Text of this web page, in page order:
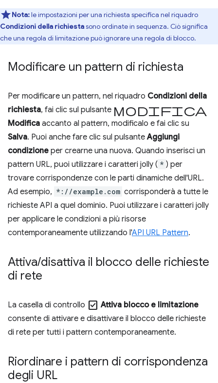
Nota:le impostazioni per una richiesta specifica nel riquadro
Condizioni della richiestasono ordinate in sequenza. Ciò significa
che una regola di limitazione può ignorare una regola di blocco.
Modificare un pattern di richiesta
Per modificare un pattern, nel riquadro Condizioni della
richiesta, fai clic sul pulsante Modifica
Modifica accanto al pattern, modificalo e fai clic su
Salva. Puoi anche fare clic sul pulsanteAggiungi
condizione per crearne una nuova. Quando inserisci un
pattern URL, puoi utilizzare i caratteri jolly ( * ) per
trovare corrispondenze con le parti dinamiche dell'URL.
Ad esempio, *://example.com corrisponderà a tutte le
richieste API a quel dominio. Puoi utilizzare i caratteri jolly
per applicare le condizioni a più risorse
contemporaneamente utilizzando l'API URL Pattern.
Attiva/disattiva il blocco delle richieste
di rete
La casella di controllo check_box Attiva blocco e limitazione
consente di attivare e disattivare il blocco delle richieste
di rete per tutti i pattern contemporaneamente.
Riordinare i pattern di corrispondenza
degli URL